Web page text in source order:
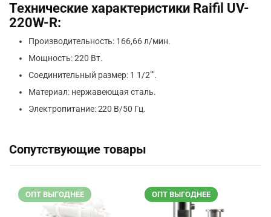
Технические характеристики Raifil UV-
220W-R:
Производительность: 166,66 л/мин.
Мощность: 220 Вт.
Соединительный размер: 1 1/2″″.
Материал: нержавеющая сталь.
Электропитание: 220 В/50 Гц.
Сопутствующие товары
ОПТ ВЫГОДНЕЕ ОПТ ВЫГОДНЕЕ